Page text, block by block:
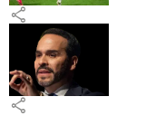
share
share